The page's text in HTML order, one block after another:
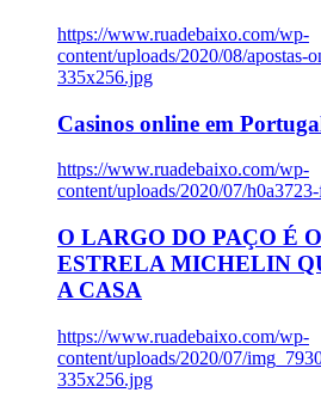
https://www.ruadebaixo.com/wp-
content/uploads/2020/08/apostas-
335x256.jpg
Casinos online em
https://www.ruadebaixo.com/wp-
content/uploads/2020/07/
O LARGO DO PAÇO É
ESTRELA MICHELIN
A CASA
https://www.ruadebaixo.com/wp-
content/uploads/2020/07/
335x256.jpg